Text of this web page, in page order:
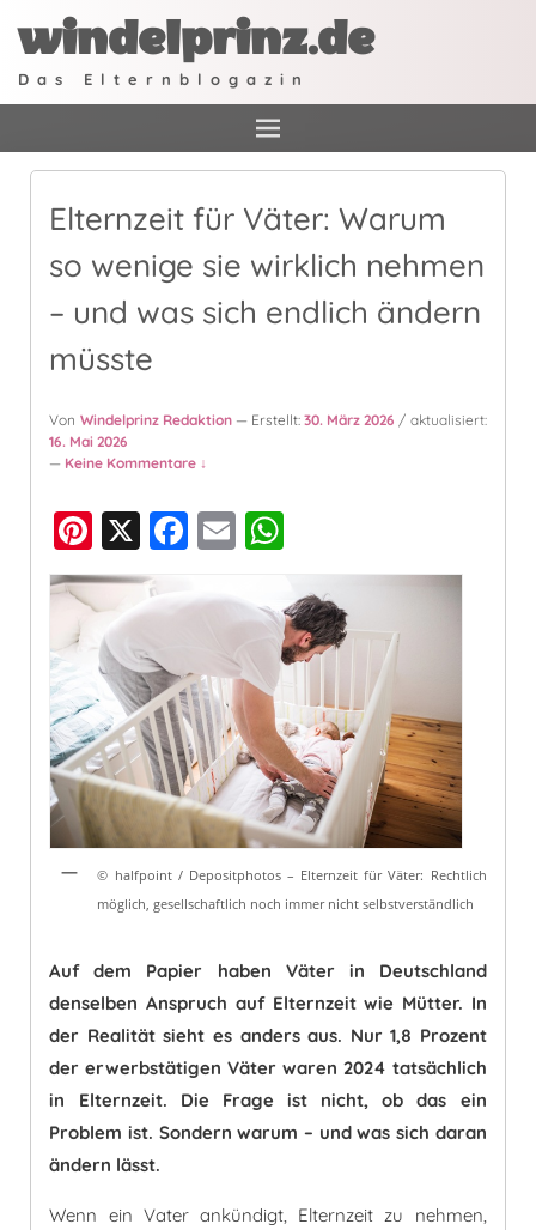
windelprinz.de
Das Elternblogazin
Elternzeit für Väter: Warum
so wenige sie wirklich nehmen
– und was sich endlich ändern
müsste
Von Windelprinz Redaktion — Erstellt:30. März 2026 / aktualisiert:
16. Mai 2026
— Keine Kommentare ↓
Pi
nt
er
e
st
X
F
c
b
o
o
k
E
ai at
s
p
p
© halfpoint / Depositphotos – Elternzeit für Väter: Rechtlich
möglich, gesellschaftlich noch immer nicht selbstverständlich
Auf dem Papier haben Väter in Deutschland
denselben Anspruch auf Elternzeit wie Mütter. In
der Realität sieht es anders aus. Nur 1,8 Prozent
der erwerbstätigen Väter waren 2024 tatsächlich
in Elternzeit. Die Frage ist nicht, ob das ein
Problem ist. Sondern warum – und was sich daran
ändern lässt.
Wenn ein Vater ankündigt, Elternzeit zu nehmen,